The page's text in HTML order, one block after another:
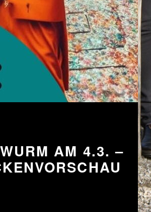
AM 4.3. –